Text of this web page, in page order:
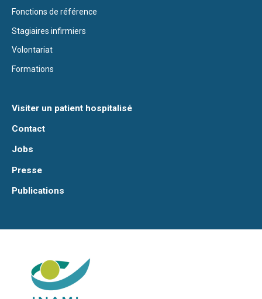
Fonctions de référence
Stagiaires infirmiers
Volontariat
Formations
Visiter un patient hospitalisé
Contact
Jobs
Presse
Publications